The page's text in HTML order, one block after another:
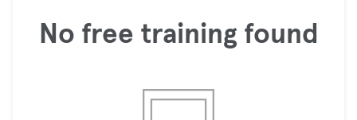
No free training found